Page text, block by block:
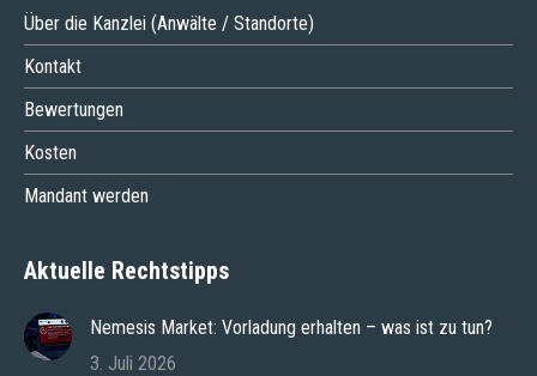
Über die Kanzlei (Anwälte / Standorte)
Kontakt
Bewertungen
Kosten
Mandant werden
Aktuelle Rechtstipps
Nemesis Market: Vorladung erhalten – was ist zu tun?
3. Juli 2026